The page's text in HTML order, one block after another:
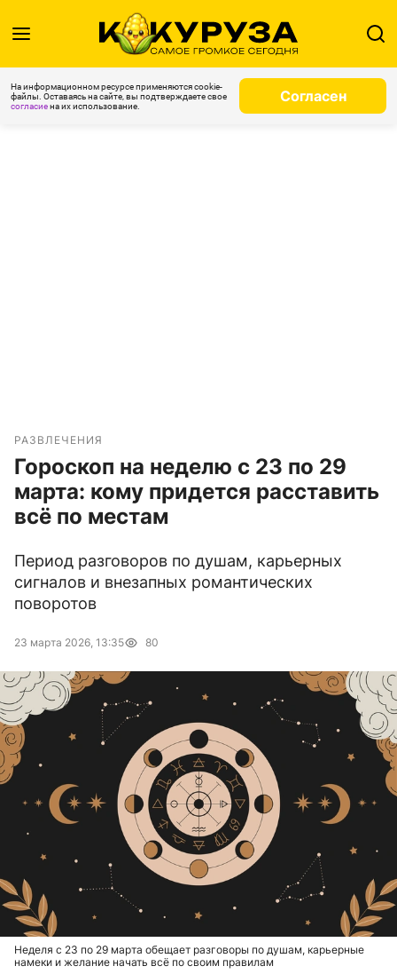
На информационном ресурсе применяются cookie-
файлы. Оставаясь на сайте, вы подтверждаете свое
согласиена их использование.
Согласен
РАЗВЛЕЧЕНИЯ
Гороскоп на неделю с 23 по 29
марта: кому придется расставить
всё по местам
Период разговоров по душам, карьерных
сигналов и внезапных романтических
поворотов
23 марта 2026, 13:35 80
Неделя с 23 по 29 марта обещает разговоры по душам, карьерные
намеки и желание начать всё по своим правилам